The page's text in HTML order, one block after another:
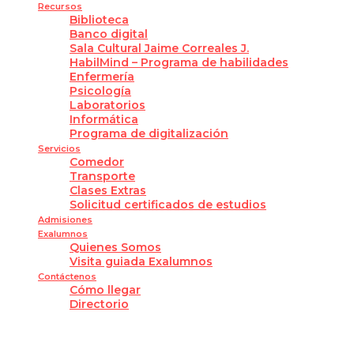
Recursos
Biblioteca
Banco digital
Sala Cultural Jaime Correales J.
HabilMind – Programa de habilidades
Enfermería
Psicología
Laboratorios
Informática
Programa de digitalización
Servicios
Comedor
Transporte
Clases Extras
Solicitud certificados de estudios
Admisiones
Exalumnos
Quienes Somos
Visita guiada Exalumnos
Contáctenos
Cómo llegar
Directorio